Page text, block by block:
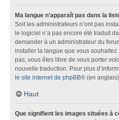
Ma langue n’apparaît pas dans la
Soit les administrateurs n’ont pas
le logiciel n’a pas encore été traduit
demander à un administrateur du
installer la langue que vous
pas, vous êtes libre de vous porter
nouvelle traduction. Pour plus
le site internet de phpBB® (en
Haut
Que signifient les images situées à